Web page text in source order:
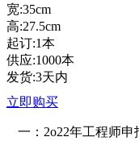
宽:35cm
高:27.5cm
起订:1本
供应:1000本
发货:3天内
立即购买
一： 2o22年工程师申